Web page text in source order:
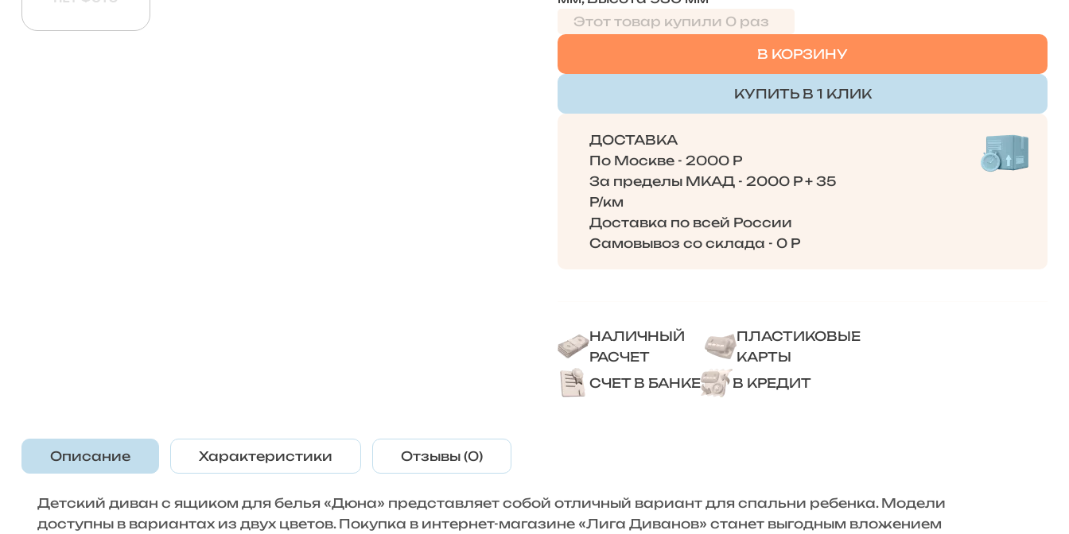
Этот товар купили 0 раз
В КОРЗИНУ
КУПИТЬ В 1 КЛИК
ДОСТАВКА
По Москве - 2000 Р
За пределы МКАД - 2000 Р + 35
Р/км
Доставка по всей России
Самовывоз со склада - 0 Р
НАЛИЧНЫЙ
РАСЧЕТ
ПЛАСТИКОВЫЕ
КАРТЫ
СЧЕТ В БАНКЕ
В КРЕДИТ
Описание Характеристики Отзывы (0)
Детский диван с ящиком для белья «Дюна» представляет собой отличный вариант для спальни ребенка. Модели
доступны в вариантах из двух цветов. Покупка в интернет-магазине «Лига Диванов» станет выгодным вложением